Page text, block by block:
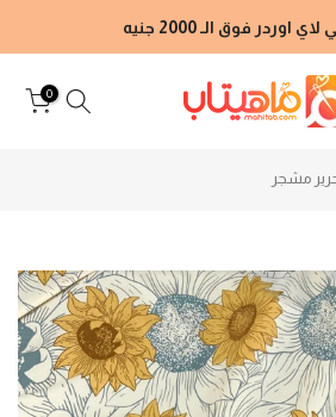
اوردر فوق الـ 2000 جنيه
0
مشجر